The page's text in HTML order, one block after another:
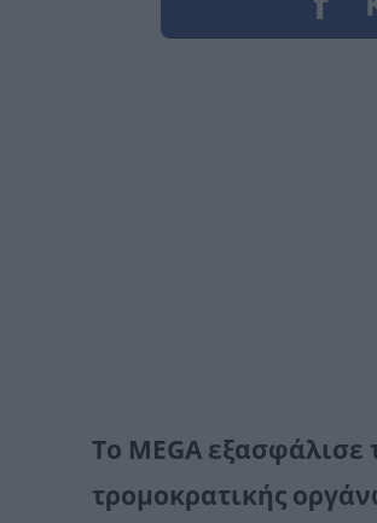
Το MEGA εξασφάλισε
τρομοκρατικής